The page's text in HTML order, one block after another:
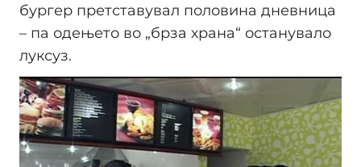
бургер претставувал половина дневница
– па одењето во „брза храна“ останувало
луксуз.